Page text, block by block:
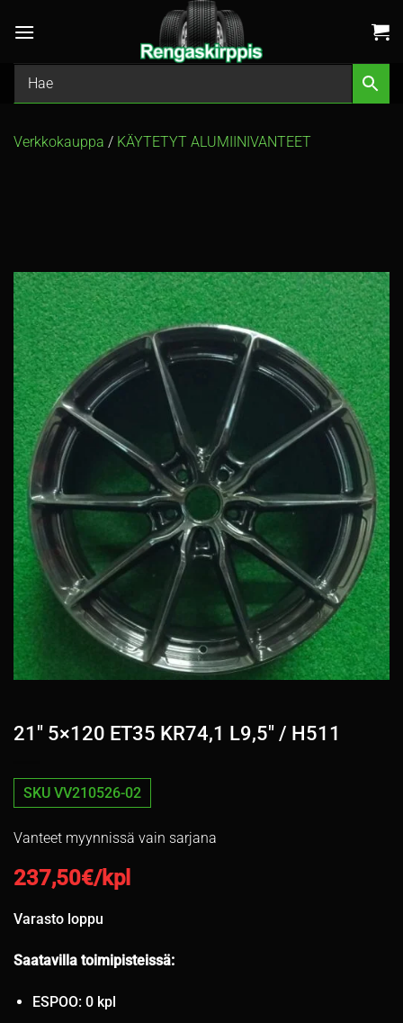
Verkkokauppa / KÄYTETYT ALUMIINIVANTEET
21″ 5×120 ET35 KR74,1 L9,5″ / H511
SKU VV210526-02
Vanteet myynnissä vain sarjana
237,50€/kpl
Varasto loppu
Saatavilla toimipisteissä:
ESPOO: 0 kpl